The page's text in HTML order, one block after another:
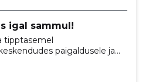
igal sammul!
tipptasemel
paigaldusele ja